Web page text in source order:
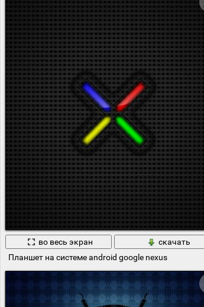
во весь экран
скачать
Планшет на системе android google nexus